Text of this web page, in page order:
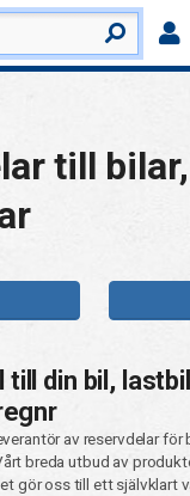
till
till din bil,
av reservdelar för
gör oss till ett självklart